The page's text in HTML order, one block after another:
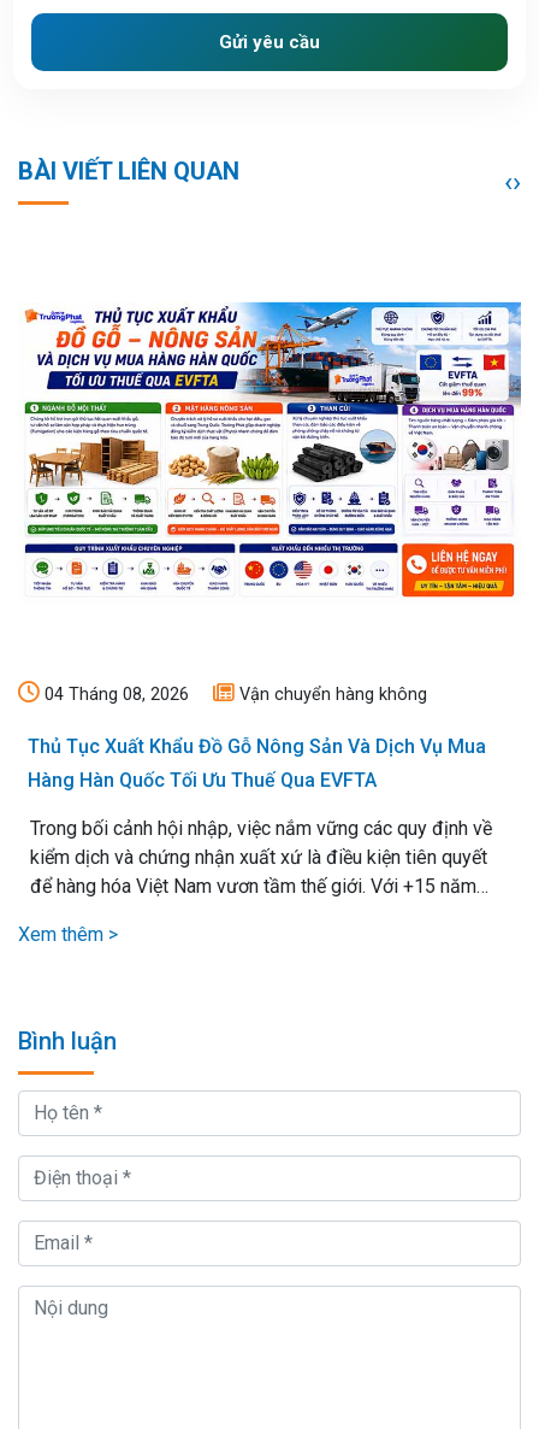
Gửi yêu cầu
BÀI VIẾT LIÊN QUAN
04 Tháng 08, 2026 Vận chuyển hàng không
Thủ Tục Xuất Khẩu Đồ Gỗ Nông Sản Và Dịch Vụ Mua
Hàng Hàn Quốc Tối Ưu Thuế Qua EVFTA
Trong bối cảnh hội nhập, việc nắm vững các quy định về
kiểm dịch và chứng nhận xuất xứ là điều kiện tiên quyết
để hàng hóa Việt Nam vươn tầm thế giới. Với +15 năm
tôi cam kết mang lại giải pháp vận chuyển hiệu quả nhất,.
Xem thêm >
‹›
Bình luận